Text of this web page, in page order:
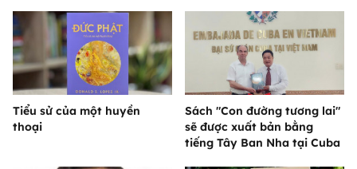
Tiểu sử của một huyền
thoại
Sách "Con đường tương lai"
sẽ được xuất bản bằng
tiếng Tây Ban Nha tại Cuba